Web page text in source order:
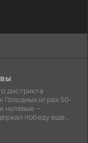
дистрикта
Голодных играх 50-
нулевые —
победу еще